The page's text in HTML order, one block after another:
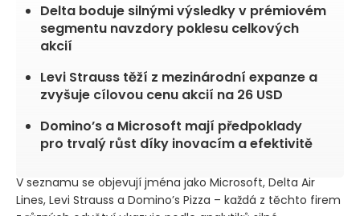
Delta boduje silnými výsledky v prémiovém
segmentu navzdory poklesu celkových
akcií
Levi Strauss těží z mezinárodní expanze a
zvyšuje cílovou cenu akcií na 26 USD
Domino’s a Microsoft mají předpoklady
pro trvalý růst díky inovacím a efektivitě
V seznamu se objevují jména jako Microsoft, Delta Air
Lines, Levi Strauss a Domino’s Pizza – každá z těchto firem